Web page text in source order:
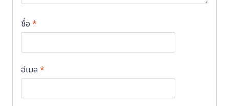
ชื่อ *
อีเมล *